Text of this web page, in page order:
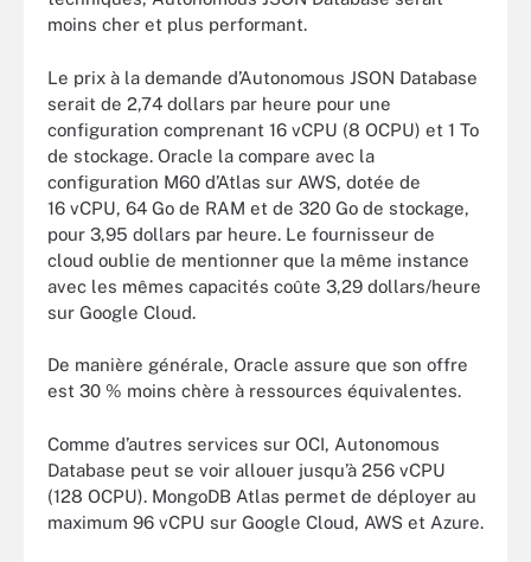
moins cher et plus performant.
Le prix à la demande d’Autonomous JSON Database
serait de 2,74 dollars par heure pour une
configuration comprenant 16 vCPU (8 OCPU) et 1 To
de stockage. Oracle la compare avec la
configuration M60 d’Atlas sur AWS, dotée de
16 vCPU, 64 Go de RAM et de 320 Go de stockage,
pour 3,95 dollars par heure. Le fournisseur de
cloud oublie de mentionner que la même instance
avec les mêmes capacités coûte 3,29 dollars/heure
sur Google Cloud.
De manière générale, Oracle assure que son offre
est 30 % moins chère à ressources équivalentes.
Comme d’autres services sur OCI, Autonomous
Database peut se voir allouer jusqu’à 256 vCPU
(128 OCPU). MongoDB Atlas permet de déployer au
maximum 96 vCPU sur Google Cloud, AWS et Azure.